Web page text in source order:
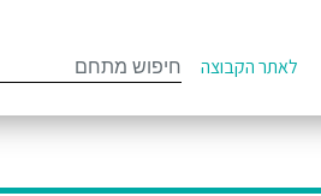
לאתר הקבוצה
for: